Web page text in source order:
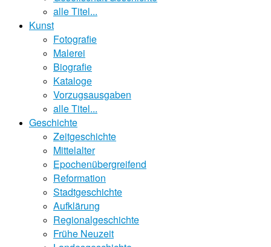
alle Titel...
Kunst
Fotografie
Malerei
Biografie
Kataloge
Vorzugsausgaben
alle Titel...
Geschichte
Zeitgeschichte
Mittelalter
Epochenübergreifend
Reformation
Stadtgeschichte
Aufklärung
Regionalgeschichte
Frühe Neuzeit